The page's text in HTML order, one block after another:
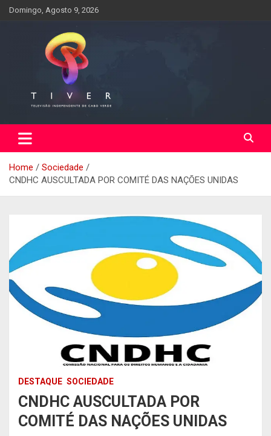
SkipDomingo, Agosto 9, 2026
Home
Sociedade
CNDHC AUSCULTADA POR COMITÉ DAS NAÇÕES UNIDAS
DESTAQUE SOCIEDADE
CNDHC AUSCULTADA POR
COMITÉ DAS NAÇÕES UNIDAS